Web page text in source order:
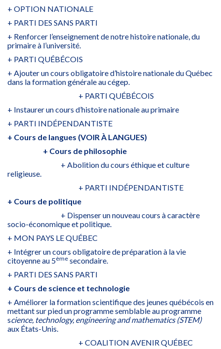
+ OPTION NATIONALE
+ PARTI DES SANS PARTI
+ Renforcer l’enseignement de notre histoire nationale, du
primaire à l’université.
+ PARTI QUÉBÉCOIS
+ Ajouter un cours obligatoire d’histoire nationale du Québec
dans la formation générale au cégep.
+ PARTI QUÉBÉCOIS
+ Instaurer un cours d’histoire nationale au primaire
+ PARTI INDÉPENDANTISTE
+ Cours de langues (VOIR À LANGUES)
+ Cours de philosophie
+ Abolition du cours éthique et culture
religieuse.
+ PARTI INDÉPENDANTISTE
+ Cours de politique
+ Dispenser un nouveau cours à caractère
socio-économique et politique.
+ MON PAYS LE QUÉBEC
+ Intégrer un cours obligatoire de préparation à la vie
citoyenne au 5ème secondaire.
+ PARTI DES SANS PARTI
+ Cours de science et technologie
+ Améliorer la formation scientifique des jeunes québécois en
mettant sur pied un programme semblable au programme
science, technology, engineering and mathematics (STEM)
aux États-Unis.
+ COALITION AVENIR QUÉBEC